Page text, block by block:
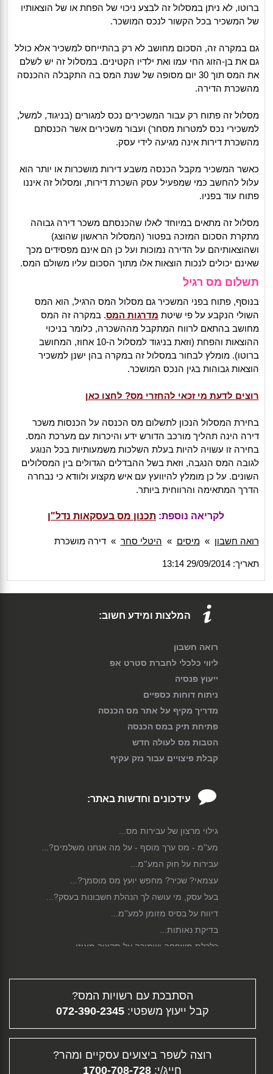
ברוטו, לא ניתן במסלול זה לבצע ניכוי של הפחת או של הוצאותיו
של המשכיר בכל הקשור לנכס המושכר.
גם במקרה זה, הסכום מחושב לא רק בהתייחס למשכיר אלא כולל
גם את בן-הזוג החי עמו ואת ילדיו הקטינים. במסלול זה יש לשלם
את המס תוך 30 יום מסופה של שנת המס בה התקבלה ההכנסה
מהשכרת הדירה.
מסלול זה פתוח רק עבור המשכירים נכס למגורים (בניגוד, למשל,
למשכירי נכס למטרות מסחר) ועבור משכירים אשר הכנסתם
מהשכרת דירות אינה מגיעה לידי עסק.
כאשר המשכיר מקבל הכנסה משבע דירות מושכרות או יותר הוא
עלול להחשב כמי שמפעיל עסק השכרת דירות, ומסלול זה איננו
פתוח עוד בפניו.
מסלול זה מתאים במיוחד לאלו שהכנסתם משכר דירה גבוהה
מתקרת הסכום המזכה בפטור (המסלול הראשון שהוצג)
ושהוצאותיהם על הדירה נמוכות ועל כן הם אינם מפסידים מכך
שאינם יכולים לנכות הוצאות אלו מתוך הסכום עליו משולם המס.
תשלום מס רגיל
בנוסף, פתוח בפני המשכיר גם מסלול המס הרגיל, הוא המס
השולי הנקבע על פי שיטת מדרגות המס. במקרה זה המס
מחושב בהתאם לרווח המתקבל מההשכרה, כלומר בניכוי
ההוצאות והפחת (וזאת בניגוד למסלול ה-10 אחוז, המחושב
ברוטו). מומלץ לבחור במסלול זה במקרה בהן ישנן למשכיר
הוצאות גבוהות בגין הנכס המושכר.
רוצים לדעת מי זכאי להחזרי מס? לחצו כאן
בחירת המסלול הנכון לתשלום מס הכנסה על הכנסות משכר
דירה הינה תהליך מורכב הדורש ידע והיכרות עם מערכת המס.
בחירה זו עשויה להיות בעלת השלכות משמעותיות בכל הנוגע
לגובה המס הנגבה, וזאת בשל ההבדלים הגדולים בין המסלולים
השונים. על כן מומלץ להיוועץ עם איש מקצוע ולוודא כי נבחרה
הדרך המתאימה והרווחית ביותר.
לקריאה נוספת: תכנון מס בעסקאות נדל"ן
רואה חשבון »מיסים » היטלי סחר »דירה מושכרת
תאריך: 29/09/2014 13:14
המלצות ומידע חשוב:
רואה חשבון
ליווי כלכלי לחברת סטרט אפ
ייעוץ פנסיה
ניתוח דוחות כספיים
מדריך מקיף על אתר מס הכנסה
פתיחת תיק במס הכנסה
הטבות מס לעולה חדש
קבלת פיצויים עבור נזק עקיף
עידכונים וחדשות באתר:
גילוי מרצון של עבירות מס...
מע''מ - מס ערך מוסף - על מה אנחנו משלמים?...
עבירות על חוק המע''מ...
עצמאי? שכיר? מחפש יועץ מס מוסמך?...
בעל עסק, מי עושה לך הנהלת חשבונות בעסק?...
דיווח על בסיס מזומן למע''מ...
בדיקת נאותות...
כלכלת משפחה ושמירה על תקציב מאוזן...
סגירת עסק...
פירוק חברה...
גיוס הון...
דיווח מקוון...
פיצויי פיטורין...
הסתבכת עם רשויות המס?
קבל ייעוץ משפטי:072-390-2345
רוצה לשפר ביצועים עסקיים ומהר?
חייג/י: 1700-708-728